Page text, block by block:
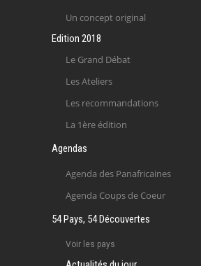
Un concept original
Edition 2018
Le Grand Débat
Les Ateliers
Les recommandations
La 1ère édition
Agendas
Agenda des Panafricaines
Agenda Coups de Coeur
54 Pays, 54 Découvertes
Voir les pays